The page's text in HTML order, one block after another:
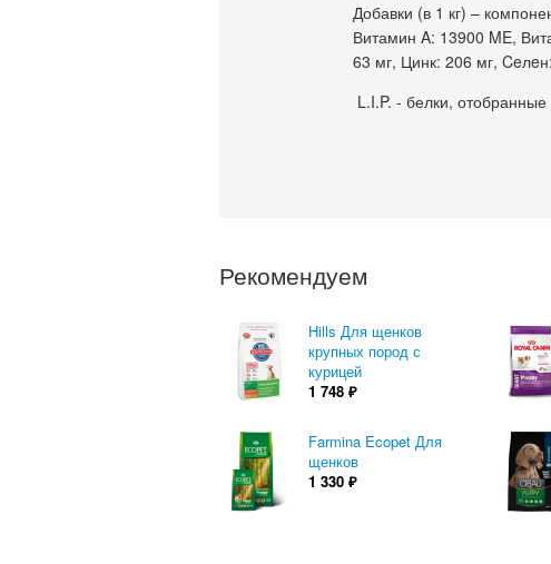
Добавки (в 1 кг) –
Витамин A: 13900 ME,
63 мг, Цинк: 206 мг,
L.I.P. - белки,
Рекомендуем
Hills Для щенков
крупных пород с
курицей
1 748 ₽
Farmina Ecopet Для
щенков
1 330 ₽